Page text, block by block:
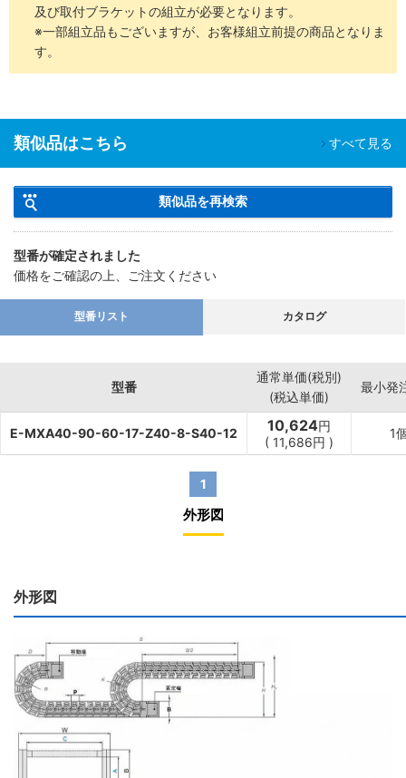
及び取付ブラケットの組立が必要となります。
※一部組立品もございますが、お客様組立前提の商品となりま
す。
類似品はこちら すべて見る
類似品を再検索
型番が確定されました
価格をご確認の上、ご注文ください
型番リスト カタログ
型番
通常単価(税別)
(税込単価)
最小発
E-MXA40-90-60-17-Z40-8-S40-12 10,624円
( 11,686円 )
1
1
外形図
外形図